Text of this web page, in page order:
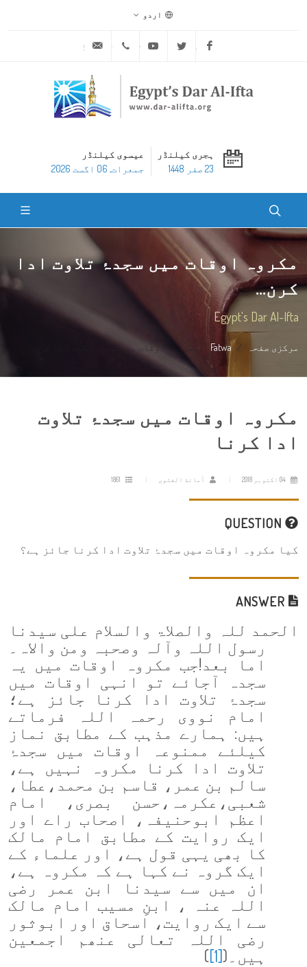
اردو
Facebook
Twitter
Youtube
ہجری کیلنڈر
23 صفر 1448
عیسوی کیلنڈر
جمعرات, 06 اگست 2026
مکروہ اوقات میں سجدۂ تلاوت ادا
کرن...
Egypt's Dar Al-Ifta
مرکزی صفحہ Fatwa مکروہ اوقات میں سجدۂ تلاوت ادا کرن...
مکروہ اوقات میں سجدۂ تلاوت
ادا کرنا
أمانة الفتوى
کیا مکروہ اوقات میں سجدۂ تلاوت ادا کرنا جائز ہے؟
الحمد للہ والصلاۃ والسلام علی سیدنا
رسول اللہ وآلہ وصحبہ ومن والاہ۔
اما بعد!جب مکروہ اوقات میں یہ
سجدہ آجائے توانہی اوقات میں
سجدۂ تلاوت ادا کرنا جائز ہے؛
امام نووی رحمہ اللہ فرماتے
ہیں: ہمارے مذہب کے مطابق نماز
کیلئے ممنوعہ اوقات میں سجدۂ
تلاوت ادا کرنا مکروہ نہیں ہے،
سالم بن عمر، قاسم بن محمد،عطا،
شعبی،عکرمہ،حسن بصری، امام
اعظم ابوحنیفہ، اصحاب راے اور
ایک روایت کے مطابق امام مالک
کا بھی یہی قول ہے، اور علماء کے
ایک گروہ نے کہا ہے کہ مکروہ ہے،
ان میں سے سیدنا ابن عمر رضی
اللہ عنہ ، ابنِ مسیب امام مالک
سے ایک روایت، اسحاق اور ابوثور
رضی اللہ تعالی عنھم اجمعین
ہیں۔([1]
)